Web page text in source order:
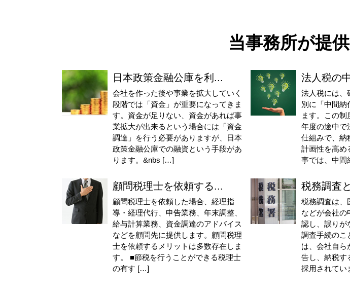
当事務所が提
日本政策金融公庫を利...
会社を作った後や事業を拡大していく
段階では「資金」が重要になってきま
す。資金が足りない、資金があれば事
業拡大が出来るという場合には「資金
調達」を行う必要がありますが、日本
政策金融公庫での融資という手段があ
ります。&nbs […]
法人税の
法人税には、
別に「中間納
ます。この
年度の途中で
仕組みで、納
計画性を高め
事では、中
顧問税理士を依頼する...
顧問税理士を依頼した場合、経理指
導・経理代行、申告業務、年末調整、
給与計算業務、資金調達のアドバイス
などを顧問先に提供します。顧問税理
士を依頼するメリットは多数存在しま
す。 ■節税を行うことができる税理士
の有す […]
税務調査
税務調査は、
などが会社の
認し、誤りが
調査手続のこ
は、会社自ら
告し、納税す
採用されて